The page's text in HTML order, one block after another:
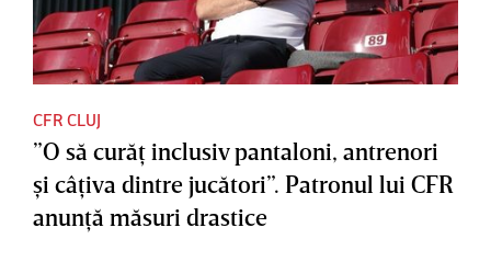
CFR CLUJ
”O să curăţ inclusiv pantaloni, antrenori
şi câţiva dintre jucători”. Patronul lui CFR
anunţă măsuri drastice